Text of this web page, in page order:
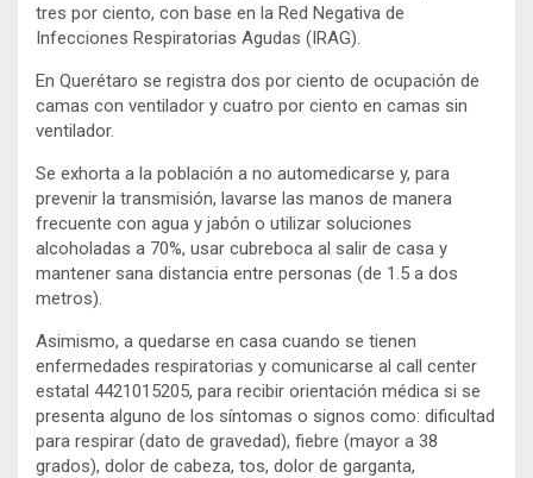
tres por ciento, con base en la Red Negativa de
Infecciones Respiratorias Agudas (IRAG).
En Querétaro se registra dos por ciento de ocupación de
camas con ventilador y cuatro por ciento en camas sin
ventilador.
Se exhorta a la población a no automedicarse y, para
prevenir la transmisión, lavarse las manos de manera
frecuente con agua y jabón o utilizar soluciones
alcoholadas a 70%, usar cubreboca al salir de casa y
mantener sana distancia entre personas (de 1.5 a dos
metros).
Asimismo, a quedarse en casa cuando se tienen
enfermedades respiratorias y comunicarse al call center
estatal 4421015205, para recibir orientación médica si se
presenta alguno de los síntomas o signos como: dificultad
para respirar (dato de gravedad), fiebre (mayor a 38
grados), dolor de cabeza, tos, dolor de garganta,